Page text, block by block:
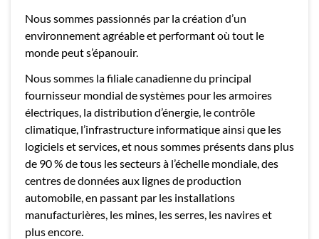
Nous sommes passionnés par la création d’un
environnement agréable et performant où tout le
monde peut s’épanouir.
Nous sommes la filiale canadienne du principal
fournisseur mondial de systèmes pour les armoires
électriques, la distribution d’énergie, le contrôle
climatique, l’infrastructure informatique ainsi que les
logiciels et services, et nous sommes présents dans plus
de 90 % de tous les secteurs à l’échelle mondiale, des
centres de données aux lignes de production
automobile, en passant par les installations
manufacturières, les mines, les serres, les navires et
plus encore.